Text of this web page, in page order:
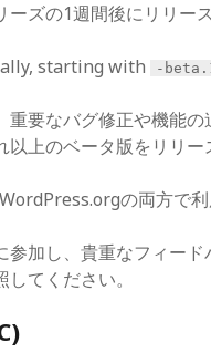
ズの1週間後にリリース
starting with -
要なバグ修正や機能
上のベータ版をリリー
の両方で利
加し、貴重なフィー
してください。